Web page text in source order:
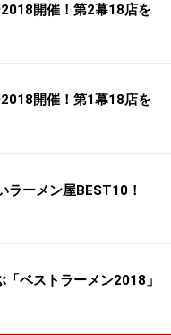
開催！第2幕18店を
開催！第1幕18店を
ラーメン屋BEST10！
ベストラーメン2018」